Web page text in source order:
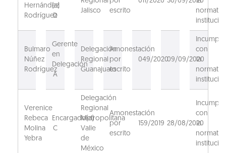
Hernández
Rodríguez
(a)
D
Jalisco
escrito
Bulmaro
Núñez
Rodríguez
Gerente
en
Delegación
A
Delegación
Regional
Guanajuato
Amonestación
por
escrito
049/202009/09/2020
con
la
Verenice
Rebeca
Molina
Yebra
Encargado(a)
C
Delegación
Regional
Metropolitana
Valle
de
México
Amonestación
por
escrito
159/2019 28/08/2020
con
la